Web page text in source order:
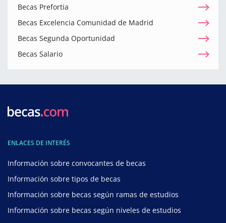
Becas Prefortia
Becas Excelencia Comunidad de Madrid
Becas Segunda Oportunidad
Becas Salario
ENLACES DE INTERÉS
Información sobre convocantes de becas
Información sobre tipos de becas
Información sobre becas según ramas de estudios
Información sobre becas según niveles de estudios